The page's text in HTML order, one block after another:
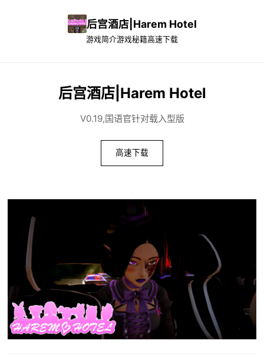
后宫酒店|Harem Hotel
游戏简介游戏秘籍高速下载
后宫酒店|Harem Hotel
V0.19,国语官针对载入型版
高速下载